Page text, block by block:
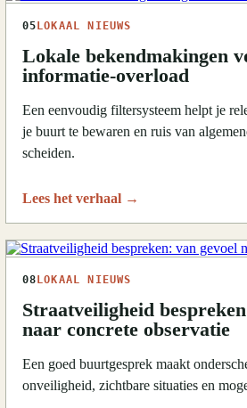
05 LOKAAL NIEUWS
Lokale bekendmakingen
informatie-overload
Een eenvoudig filtersysteem helpt je
je buurt te bewaren en ruis van
scheiden.
Lees het verhaal →
08 LOKAAL NIEUWS
Straatveiligheid
naar concrete observatie
Een goed buurtgesprek maakt
onveiligheid, zichtbare situaties en